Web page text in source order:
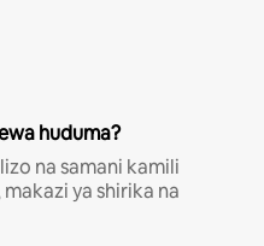
huduma?
na samani kamili
ya shirika na